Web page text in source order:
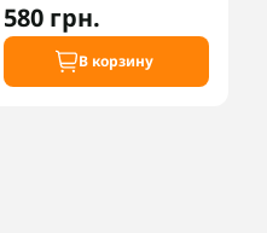
580 грн.
В корзину